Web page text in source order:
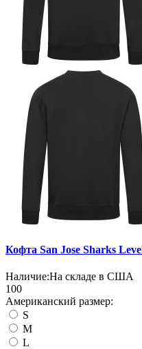
Кофта San Jose Sharks
Наличие:На складе в США
100
Американский размер:
S
M
L